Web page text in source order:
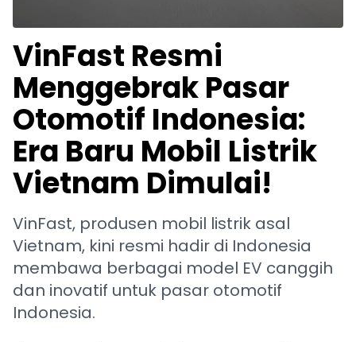
VinFast Resmi
Menggebrak Pasar
Otomotif Indonesia:
Era Baru Mobil Listrik
Vietnam Dimulai!
VinFast, produsen mobil listrik asal
Vietnam, kini resmi hadir di Indonesia
membawa berbagai model EV canggih
dan inovatif untuk pasar otomotif
Indonesia.